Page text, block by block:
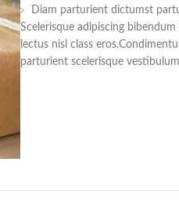
Diam parturient dictumst
Scelerisque adipiscing
lectus nisl class
parturient scelerisque